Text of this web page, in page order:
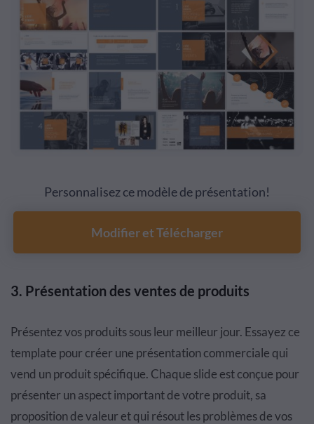
Personnalisez ce modèle de présentation!
Modifier et Télécharger
3. Présentation des ventes de produits
Présentez vos produits sous leur meilleur jour. Essayez ce
template pour créer une présentation commerciale qui
vend un produit spécifique. Chaque slide est conçue pour
présenter un aspect important de votre produit, sa
proposition de valeur et qui résout les problèmes de vos